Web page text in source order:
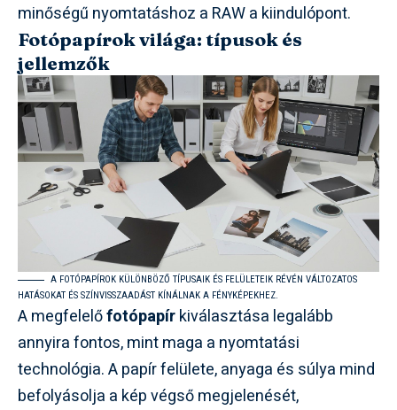
minőségű nyomtatáshoz a RAW a kiindulópont.
Fotópapírok világa: típusok és
jellemzők
A FOTÓPAPÍROK KÜLÖNBÖZŐ TÍPUSAIK ÉS FELÜLETEIK RÉVÉN VÁLTOZATOS
HATÁSOKAT ÉS SZÍNVISSZAADÁST KÍNÁLNAK A FÉNYKÉPEKHEZ.
A megfelelőfotópapírkiválasztása legalább
annyira fontos, mint maga a nyomtatási
technológia. A papír felülete, anyaga és súlya mind
befolyásolja a kép végső megjelenését,